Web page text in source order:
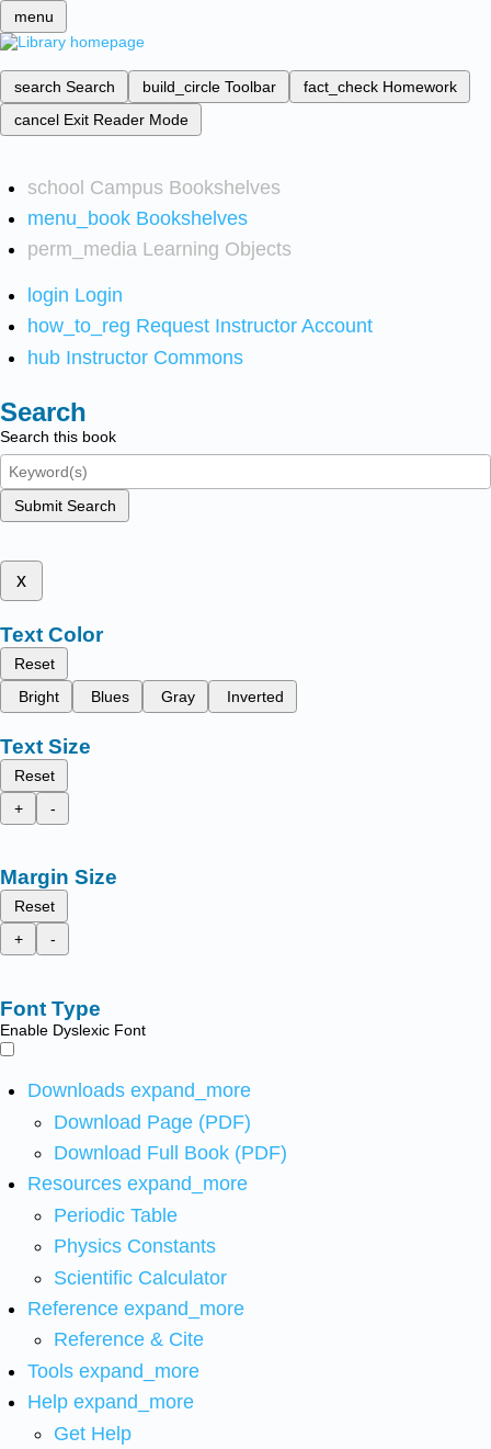
menu
search Search build_circle Toolbar fact_check Homework
cancel Exit Reader Mode
school Campus Bookshelves
menu_book Bookshelves
perm_media Learning Objects
login Login
how_to_reg Request Instructor Account
hub Instructor Commons
Search
Search this book
Submit Search
x
Text Color
Reset
Bright
Blues Gray Inverted
Text Size
Reset
+
-
Margin Size
Reset
+
-
Font Type
Enable Dyslexic Font
Downloads expand_more
Download Page (PDF)
Download Full Book (PDF)
Resources expand_more
Periodic Table
Physics Constants
Scientific Calculator
Reference expand_more
Reference & Cite
Tools expand_more
Help expand_more
Get Help